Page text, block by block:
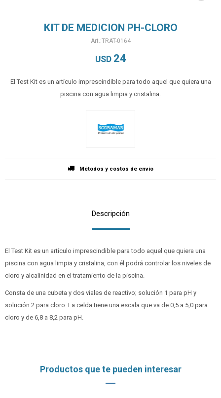
KIT DE MEDICION PH-CLORO
TRAT-0164
USD 24
El Test Kit es un artículo imprescindible para todo aquel que quiera una
piscina con agua limpia y cristalina.
Métodos y costos de envío
Descripción
El Test Kit es un artículo imprescindible para todo aquel que quiera una
piscina con agua limpia y cristalina, con él podrá controlar los niveles de
cloro y alcalinidad en el tratamiento de la piscina.
Consta de una cubeta y dos viales de reactivo; solución 1 para pH y
solución 2 para cloro. La celda tiene una escala que va de 0,5 a 5,0 para
cloro y de 6,8 a 8,2 para pH.
Productos que te pueden interesar